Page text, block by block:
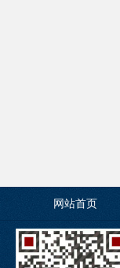
网站首页